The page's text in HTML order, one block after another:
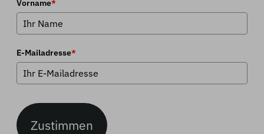
Vorname*
E-Mailadresse*
Zustimmen